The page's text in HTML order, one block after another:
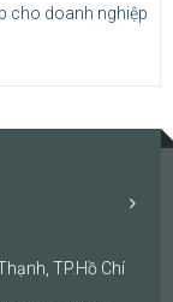
cho doanh nghiệp
TP.Hồ Chí